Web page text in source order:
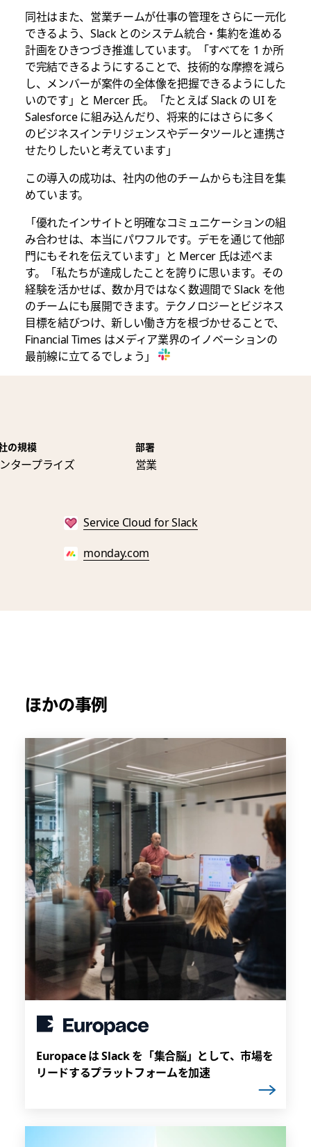
同社はまた、営業チームが仕事の管理をさらに一元化
できるよう、Slack とのシステム統合・集約を進める
計画をひきつづき推進しています。「すべてを 1 か所
で完結できるようにすることで、技術的な摩擦を減ら
し、メンバーが案件の全体像を把握できるようにした
いのです」と Mercer 氏。「たとえば Slack の UI を
Salesforce に組み込んだり、将来的にはさらに多く
のビジネスインテリジェンスやデータツールと連携さ
せたりしたいと考えています」
この導入の成功は、社内の他のチームからも注目を集
めています。
「優れたインサイトと明確なコミュニケーションの組
み合わせは、本当にパワフルです。デモを通じて他部
門にもそれを伝えています」と Mercer 氏は述べま
す。「私たちが達成したことを誇りに思います。その
経験を活かせば、数か月ではなく数週間で Slack を他
のチームにも展開できます。テクノロジーとビジネス
目標を結びつけ、新しい働き方を根づかせることで、
Financial Times はメディア業界のイノベーションの
最前線に立てるでしょう」
の規模
タープライズ
部署
営業
Service Cloud for Slack
monday.com
ほかの事例
Europace は Slack を「集合脳」として、市場を
リードするプラットフォームを加速